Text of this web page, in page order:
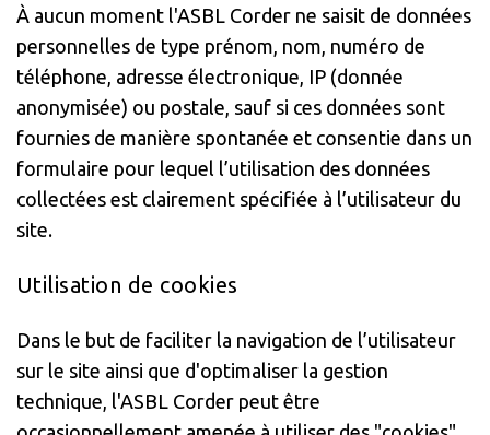
À aucun moment l'ASBL Corder ne saisit de données
personnelles de type prénom, nom, numéro de
téléphone, adresse électronique, IP (donnée
anonymisée) ou postale, sauf si ces données sont
fournies de manière spontanée et consentie dans un
formulaire pour lequel l’utilisation des données
collectées est clairement spécifiée à l’utilisateur du
site.
Utilisation de cookies
Dans le but de faciliter la navigation de l’utilisateur
sur le site ainsi que d'optimaliser la gestion
technique, l'ASBL Corder peut être